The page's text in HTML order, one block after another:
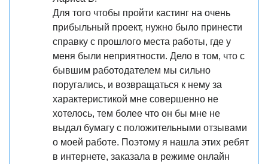
Для того чтобы пройти кастинг на очень
прибыльный проект, нужно было принести
справку с прошлого места работы, где у
меня были неприятности. Дело в том, что с
бывшим работодателем мы сильно
поругались, и возвращаться к нему за
характеристикой мне совершенно не
хотелось, тем более что он бы мне не
выдал бумагу с положительными отзывами
о моей работе. Поэтому я нашла этих ребят
в интернете, заказала в режиме онлайн